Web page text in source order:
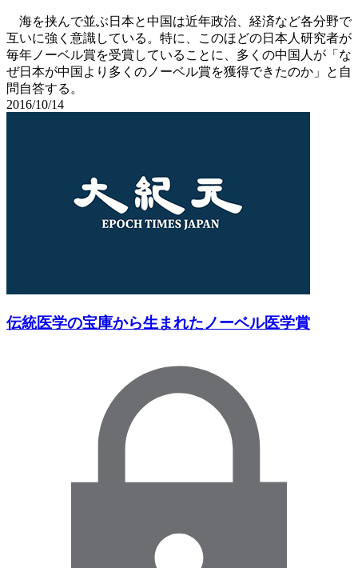
海を挟んで並ぶ日本と中国は近年政治、経済など各分野で
互いに強く意識している。特に、このほどの日本人研究者が
毎年ノーベル賞を受賞していることに、多くの中国人が「な
ぜ日本が中国より多くのノーベル賞を獲得できたのか」と自
問自答する。
2016/10/14
伝統医学の宝庫から生まれたノーベル医学賞